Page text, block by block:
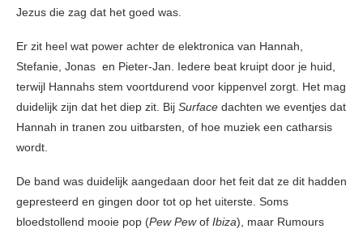
Jezus die zag dat het goed was.
Er zit heel wat power achter de elektronica van Hannah,
Stefanie, Jonas en Pieter-Jan. Iedere beat kruipt door je huid,
terwijl Hannahs stem voortdurend voor kippenvel zorgt. Het mag
duidelijk zijn dat het diep zit. Bij Surface dachten we eventjes dat
Hannah in tranen zou uitbarsten, of hoe muziek een catharsis
wordt.
De band was duidelijk aangedaan door het feit dat ze dit hadden
gepresteerd en gingen door tot op het uiterste. Soms
bloedstollend mooie pop (Pew Pewof Ibiza), maar Rumours